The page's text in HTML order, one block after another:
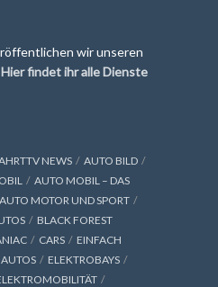
wir unseren
Hier findet ihr alle Dienste
NEWS
AUTO BILD
AUTO MOBIL – DAS
AUTO MOTOR UND SPORT
BLACK FOREST
CARS
EINFACH
ELEKTROBAYS